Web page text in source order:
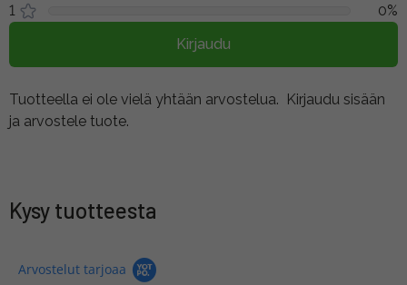
1
0%
Kirjaudu
Tuotteella ei ole vielä yhtään arvostelua. Kirjaudu sisään
ja arvostele tuote.
Kysy tuotteesta
Arvostelut tarjoaa